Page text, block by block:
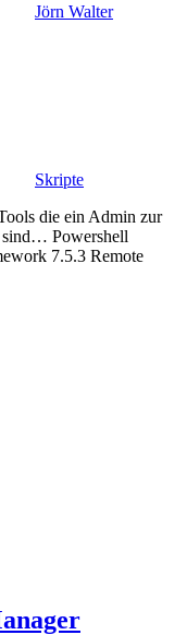
Jörn Walter
Skripte
die ein Admin zur
sind… Powershell
7.5.3 Remote